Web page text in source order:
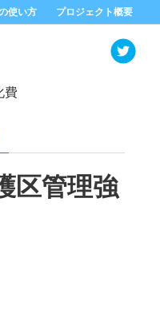
使い方 プロジェクト概要
費
区管理強